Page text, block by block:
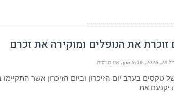
זוכרת את הנופלים ומוקירה את זכרם
2026
9:36 pm אין תגובות
טקסים בערב יום הזיכרון וביום הזיכרון אשר
יקנעם את